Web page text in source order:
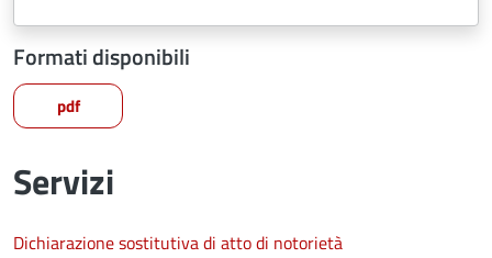
Formati disponibili
pdf
Servizi
Dichiarazione sostitutiva di atto di notorietà